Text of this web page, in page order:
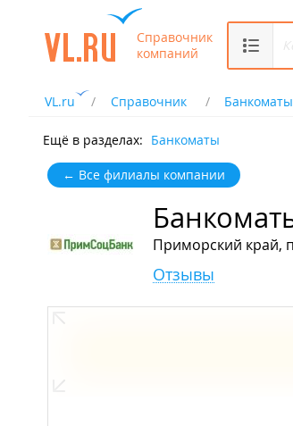
Справочник
компаний
VL.ru Справочник Банкоматы
Ещё в разделах: Банкоматы
← Все филиалы компании
Приморский край,
Отзывы